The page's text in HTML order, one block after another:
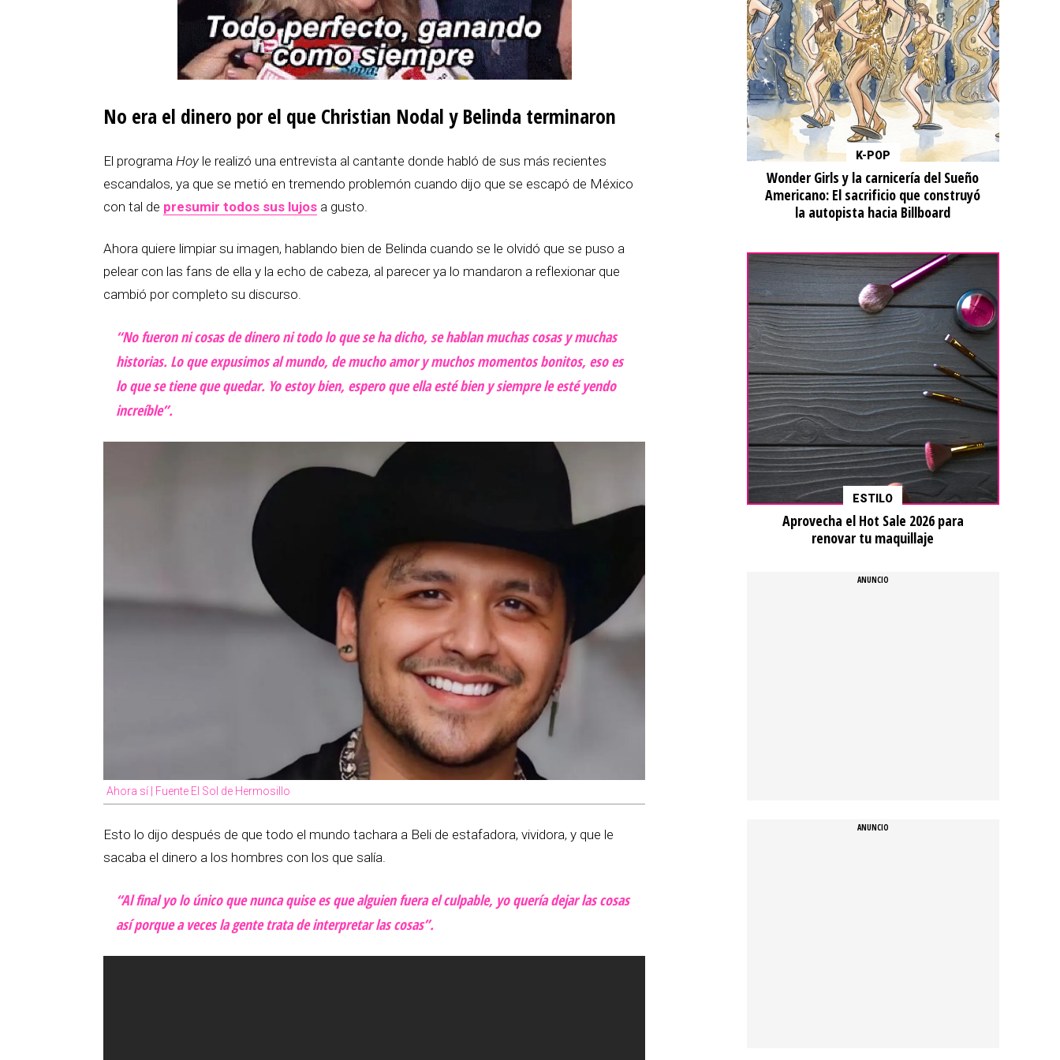
No era el dinero por el que Christian Nodal y Belinda terminaron
El programa Hoy le realizó una entrevista al cantante donde habló de sus más recientes
escandalos, ya que se metió en tremendo problemón cuando dijo que se escapó de México
con tal de presumir todos sus lujos a gusto.
Ahora quiere limpiar su imagen, hablando bien de Belinda cuando se le olvidó que se puso a
pelear con las fans de ella y la echo de cabeza, al parecer ya lo mandaron a reflexionar que
cambió por completo su discurso.
“No fueron ni cosas de dinero ni todo lo que se ha dicho, se hablan muchas cosas y muchas
historias. Lo que expusimos al mundo, de mucho amor y muchos momentos bonitos, eso es
lo que se tiene que quedar. Yo estoy bien, espero que ella esté bien y siempre le esté yendo
increíble”.
Ahora sí | Fuente El Sol de Hermosillo
Esto lo dijo después de que todo el mundo tachara a Beli de estafadora, vividora, y que le
sacaba el dinero a los hombres con los que salía.
“Al final yo lo único que nunca quise es que alguien fuera el culpable, yo quería dejar las cosas
así porque a veces la gente trata de interpretar las cosas”.
K-POP
Wonder Girls y la carnicería del Sueño
Americano: El sacrificio que construyó
la autopista hacia Billboard
ESTILO
Aprovecha el Hot Sale 2026 para
renovar tu maquillaje